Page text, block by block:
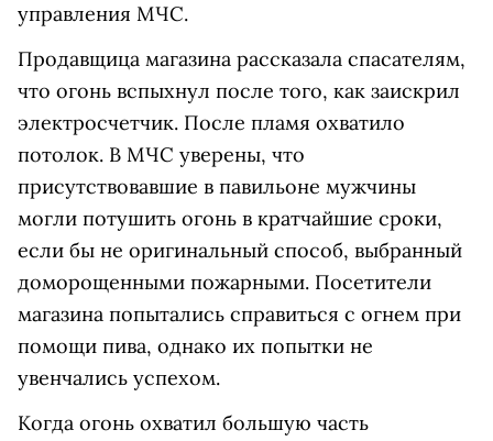
управления МЧС.
Продавщица магазина рассказала спасателям,
что огонь вспыхнул после того, как заискрил
электросчетчик. После пламя охватило
потолок. В МЧС уверены, что
присутствовавшие в павильоне мужчины
могли потушить огонь в кратчайшие сроки,
если бы не оригинальный способ, выбранный
доморощенными пожарными. Посетители
магазина попытались справиться с огнем при
помощи пива, однако их попытки не
увенчались успехом.
Когда огонь охватил большую часть